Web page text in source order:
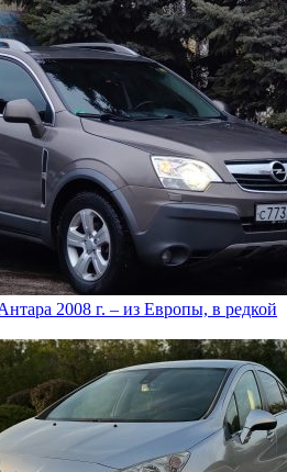
2008 г. – из Европы, в редкой